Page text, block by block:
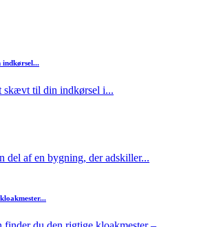
indkørsel...
skævt til din indkørsel i...
del af en bygning, der adskiller...